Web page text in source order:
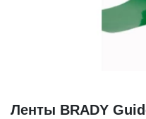
Ленты BRADY